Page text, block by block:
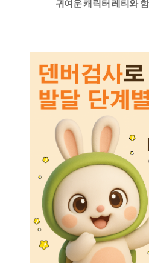
귀여운 캐릭터 레티와